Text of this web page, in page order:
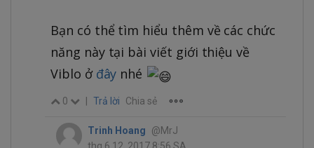
Bạn có thể tìm hiểu thêm về các chức
năng này tại bài viết giới thiệu về
Viblo ở đây nhé
0 Trả lời Chia sẻ
Trinh Hoang
@MrJ
thg 6 12, 2017 8:56 SA